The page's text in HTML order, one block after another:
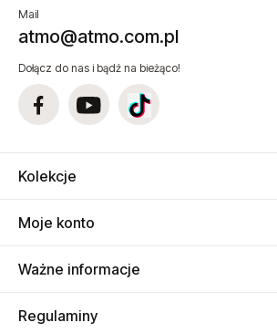
Mail
atmo@atmo.com.pl
Dołącz do nas i bądź na bieżąco!
Kolekcje
Moje konto
Ważne informacje
Regulaminy